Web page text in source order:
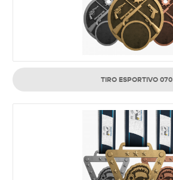
TIRO ESPORTIVO 070